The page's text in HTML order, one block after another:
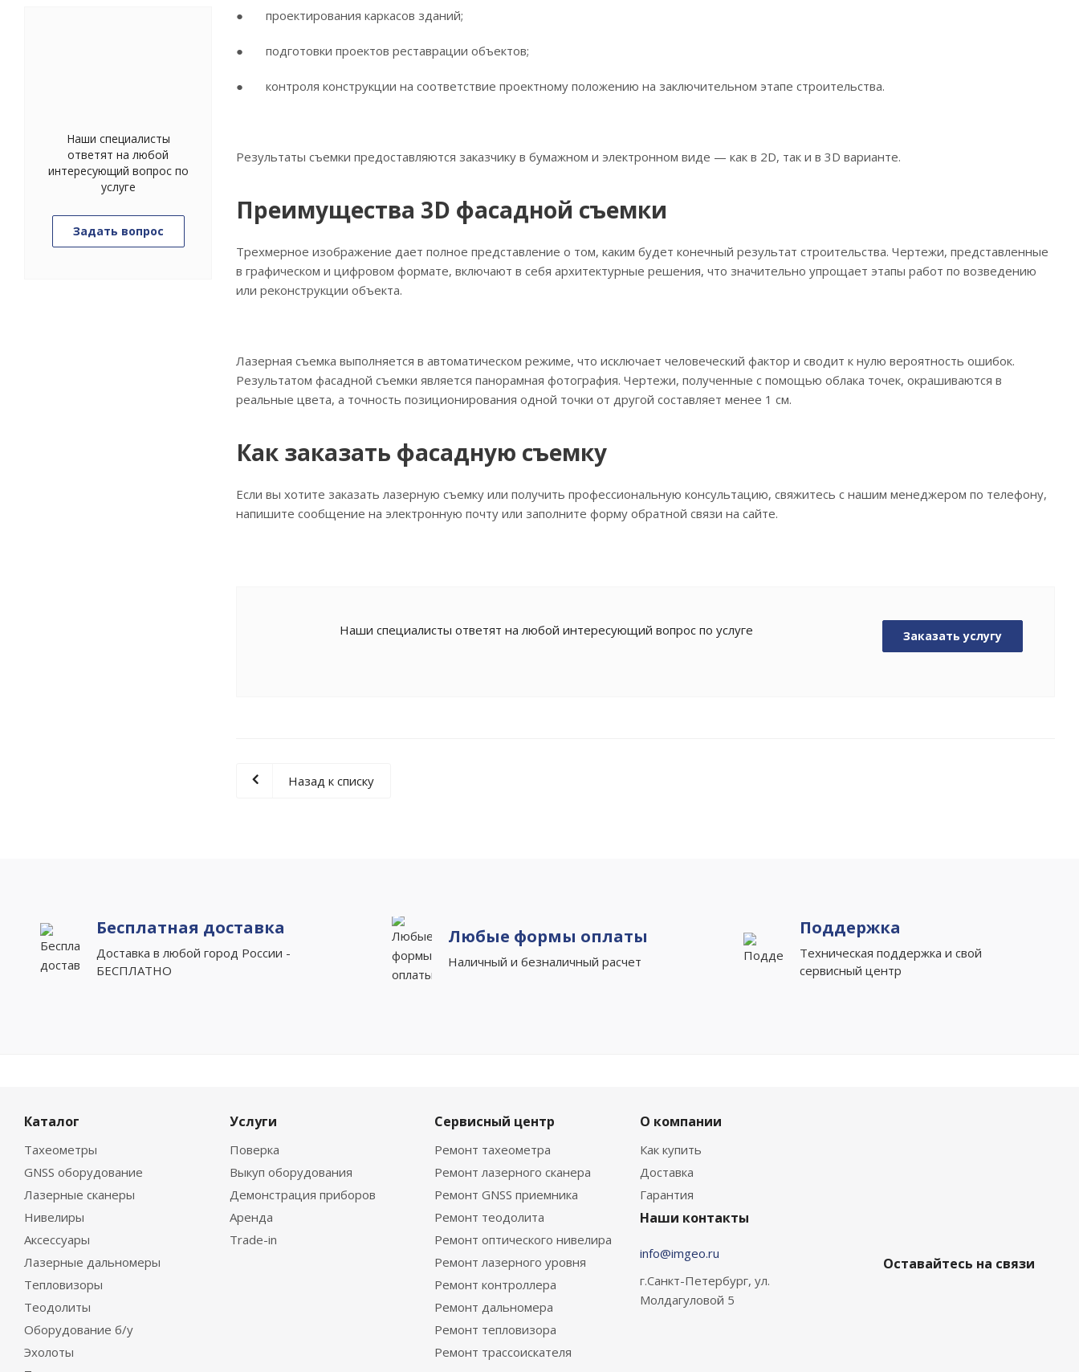
● проектирования каркасов зданий;
● подготовки проектов реставрации объектов;
● контроля конструкции на соответствие проектному положению на заключительном этапе строительства.
Результаты съемки предоставляются заказчику в бумажном и электронном виде — как в 2D, так и в 3D варианте.
Преимущества 3D фасадной съемки
Трехмерное изображение дает полное представление о том, каким будет конечный результат строительства. Чертежи, представленные
в графическом и цифровом формате, включают в себя архитектурные решения, что значительно упрощает этапы работ по возведению
или реконструкции объекта.
Лазерная съемка выполняется в автоматическом режиме, что исключает человеческий фактор и сводит к нулю вероятность ошибок.
Результатом фасадной съемки является панорамная фотография. Чертежи, полученные с помощью облака точек, окрашиваются в
реальные цвета, а точность позиционирования одной точки от другой составляет менее 1 см.
Как заказать фасадную съемку
Если вы хотите заказать лазерную съемку или получить профессиональную консультацию, свяжитесь с нашим менеджером по телефону,
напишите сообщение на электронную почту или заполните форму обратной связи на сайте.
Наши специалисты ответят на любой интересующий вопрос по услуге Заказать услугу
Назад к списку
Наши специалисты
ответят на любой
интересующий вопрос по
услуге
Задать вопрос
Бесплатная доставка
Доставка в любой город России -
БЕСПЛАТНО
Любые формы оплаты
Наличный и безналичный расчет
Поддержка
Техническая поддержка и свой
сервисный центр
Каталог
Тахеометры
GNSS оборудование
Лазерные сканеры
Нивелиры
Аксессуары
Лазерные дальномеры
Тепловизоры
Теодолиты
Оборудование б/у
Эхолоты
Услуги
Поверка
Выкуп оборудования
Демонстрация приборов
Аренда
Trade-in
Сервисный центр
Ремонт тахеометра
Ремонт лазерного сканера
Ремонт GNSS приемника
Ремонт теодолита
Ремонт оптического нивелира
Ремонт лазерного уровня
Ремонт контроллера
Ремонт дальномера
Ремонт тепловизора
Ремонт трассоискателя
О компании
Как купить
Доставка
Гарантия
Наши контакты
info@imgeo.ru
г.Санкт-Петербург, ул.
Молдагуловой 5
Оставайтесь на связи